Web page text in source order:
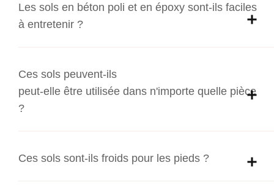
Les sols en béton poli et en époxy sont-ils faciles
à entretenir ?
Ces sols peuvent-ils
peut-elle être utilisée dans n'importe quelle pièce
?
Ces sols sont-ils froids pour les pieds ?